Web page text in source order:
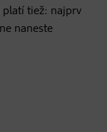
platí tiež: najprv
naneste